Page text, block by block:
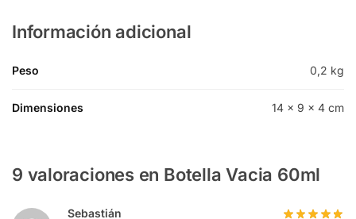
Información adicional
Peso 0,2 kg
Dimensiones 14 × 9 × 4 cm
9 valoraciones en Botella Vacia 60ml
Sebastián